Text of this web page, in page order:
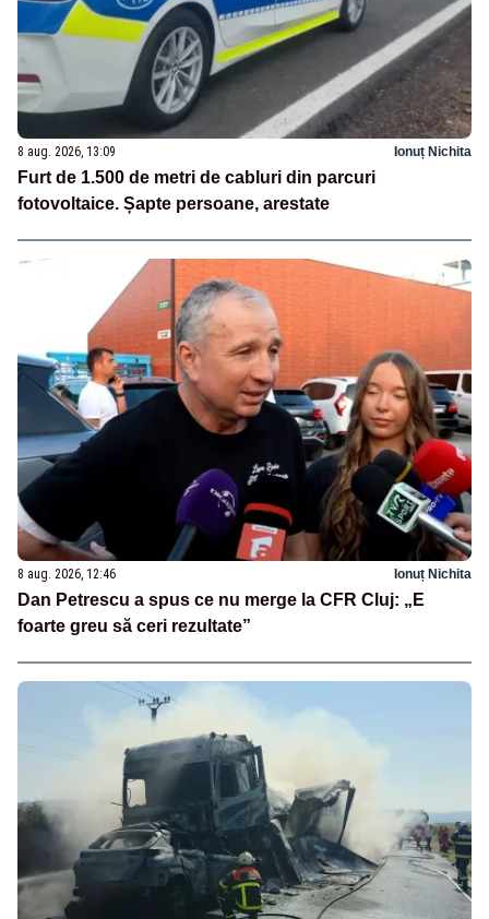
8 aug. 2026, 13:09 Ionuț Nichita
Furt de 1.500 de metri de cabluri din parcuri
fotovoltaice. Șapte persoane, arestate
8 aug. 2026, 12:46 Ionuț Nichita
Dan Petrescu a spus ce nu merge la CFR Cluj: „E
foarte greu să ceri rezultate”